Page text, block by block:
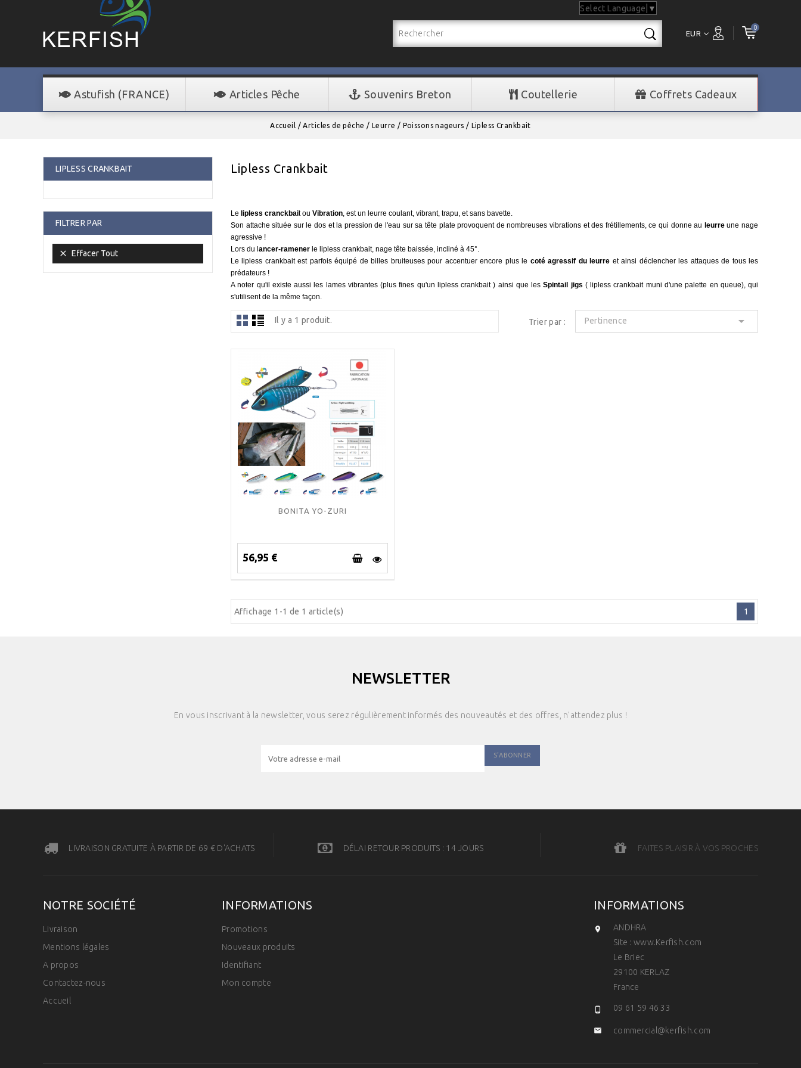
Select Language ▼
0
EUR
Astufish (FRANCE) Articles Pêche Souvenirs Breton Coutellerie Coffrets Cadeaux
Accueil Articles de pêche Leurre Poissons nageurs Lipless Crankbait
LIPLESS CRANKBAIT
FILTRER PAR
 Effacer Tout
Lipless Crankbait
Le lipless cranckbait ou Vibration, est un leurre coulant, vibrant, trapu, et sans bavette.
Son attache située sur le dos et la pression de l'eau sur sa tête plate provoquent de nombreuses vibrations et des frétillements, ce qui donne au leurre une nage
agressive !
Lors du l ancer-ramener le lipless crankbait, nage tête baissée, incliné à 45°.
Le lipless crankbait est parfois équipé de billes bruiteuses pour accentuer encore plus le coté agressif du leurre et ainsi déclencher les attaques de tous les
prédateurs !
A noter qu'il existe aussi les lames vibrantes (plus fines qu'un lipless crankbait ) ainsi que les Spintail jigs ( lipless crankbait muni d'une palette en queue), qui
s'utilisent de la même façon.
Il y a 1 produit. Trier par : Pertinence 
BONITA YO-ZURI
56,95 €
Affichage 1-1 de 1 article(s) 1
NEWSLETTER
En vous inscrivant à la newsletter, vous serez régulièrement informés des nouveautés et des offres, n'attendez plus !
LIVRAISON GRATUITE À PARTIR DE 69 € D'ACHATS DÉLAI RETOUR PRODUITS : 14 JOURS FAITES PLAISIR À VOS PROCHES
INFORMATIONS

ANDHRA
Site : www.Kerfish.com
Le Briec
29100 KERLAZ
France
 09 61 59 46 33
 commercial@kerfish.com
NOTRE SOCIÉTÉ
Livraison
Mentions légales
A propos
Contactez-nous
Accueil
INFORMATIONS
Promotions
Nouveaux produits
Identifiant
Mon compte